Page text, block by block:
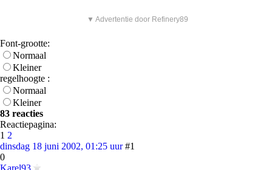
▼ Advertentie door Refinery89
Font-grootte:
Normaal
Kleiner
regelhoogte :
Normaal
Kleiner
83 reacties
Reactiepagina:
1 2
dinsdag 18 juni 2002, 01:25 uur #1
0
Karel93